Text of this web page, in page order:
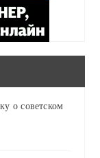
о советском